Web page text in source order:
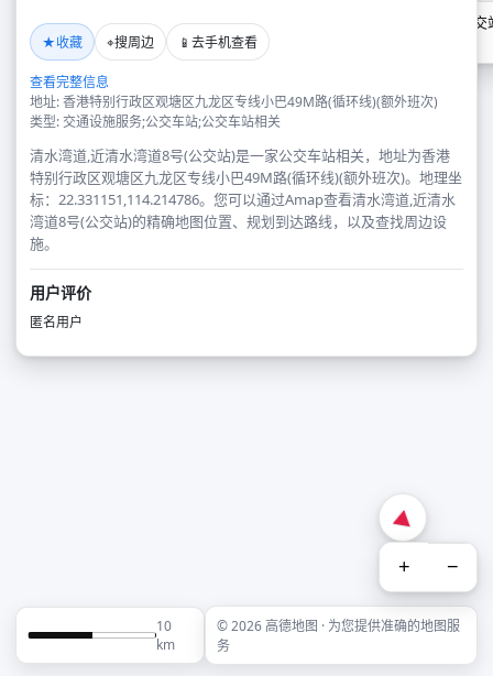
★收藏 ⌖搜周边 📱 去手机查看
查看完整信息
地址: 香港特别行政区观塘区九龙区专线小巴49M路(循环线)(额外班次)
类型: 交通设施服务;公交车站;公交车站相关
清水湾道,近清水湾道8号(公交站)是一家公交车站相关，地址为香港
特别行政区观塘区九龙区专线小巴49M路(循环线)(额外班次)。地理坐
标：22.331151,114.214786。您可以通过Amap查看清水湾道,近清水
湾道8号(公交站)的精确地图位置、规划到达路线，以及查找周边设
施。
用户评价
匿名用户
清水湾道,近清水湾道8号(公交
+ −
10
km
© 2026 高德地图 · 为您提供准确的地图服
务